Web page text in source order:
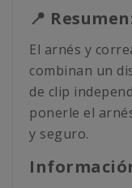
📍
El arnés y
combinan un
de clip
ponerle el
y seguro.